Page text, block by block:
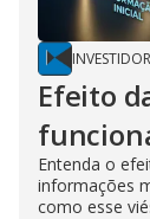
Efeito
Entenda o
informações
como esse